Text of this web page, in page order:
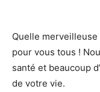
Quelle
pour vous tous !
santé et beaucoup
de votre vie.